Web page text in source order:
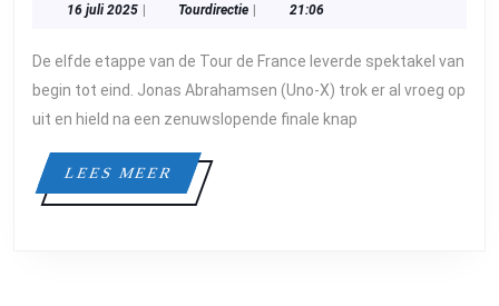
11
–
ABRAHAMSEN
HOUDT
STAND,
VAN
16 juli 202516
TourdirectieTourdirectie
21:06
De elfde etappe van de Tour de France leverde spektakel van
begin tot eind. Jonas Abrahamsen (Uno-X) trok er al vroeg op
uit en hield na een zenuwslopende finale knap
LEES MEERLEES
MEER